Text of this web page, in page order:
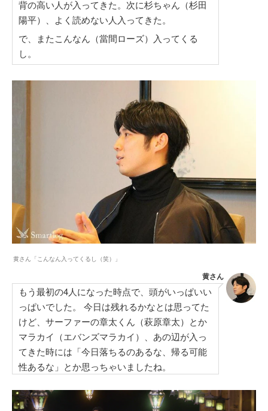
背の高い人が入ってきた。次に杉ちゃん（杉田
陽平）、よく読めない人入ってきた。
で、またこんなん（當間ローズ）入ってくる
し。
黄さん「こんなん入ってくるし（笑）」
黄さん
もう最初の4人になった時点で、頭がいっぱいい
っぱいでした。 今日は残れるかなとは思ってた
けど、サーファーの章太くん（萩原章太）とか
マラカイ（エバンズマラカイ）、あの辺が入っ
てきた時には「今日落ちるのあるな、帰る可能
性あるな」とか思っちゃいましたね。